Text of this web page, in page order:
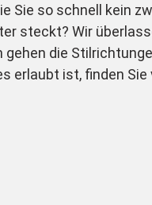
Sie so schnell kein
steckt? Wir
die
erlaubt ist, finden